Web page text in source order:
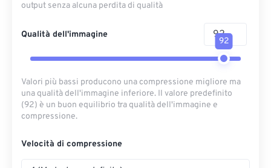
output senza alcuna perdita di qualità
Qualità dell'immagine
92
Valori più bassi producono una compressione migliore ma
una qualità dell'immagine inferiore. Il valore predefinito
(92) è un buon equilibrio tra qualità dell'immagine e
compressione.
Velocità di compressione